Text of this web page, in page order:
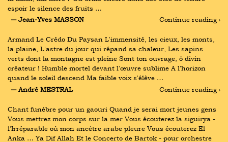
espoir le silence des fruits …
― Jean-Yves MASSON
Continue reading ›
Armand Le Crédo Du Paysan L'immensité, les cieux, les monts,
la plaine, L'astre du jour qui répand sa chaleur, Les sapins
verts dont la montagne est pleine Sont ton ouvrage, ô divin
créateur ! Humble mortel devant l'œuvre sublime A l'horizon
quand le soleil descend Ma faible voix s'élève …
― André MESTRAL
Continue reading ›
Chant funèbre pour un gaouri Quand je serai mort jeunes gens
Vous mettrez mon corps sur la mer Vous écouterez la siguirya -
l’Irréparable où mon ancêtre arabe pleure Vous écouterez El
Anka … Ya Dif Allah Et le Concerto de Bartok - pour orchestre